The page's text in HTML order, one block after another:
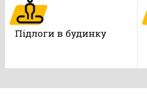
Підлоги в будинку